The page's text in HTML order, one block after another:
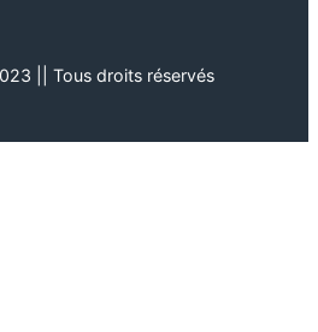
|| Tous droits réservés